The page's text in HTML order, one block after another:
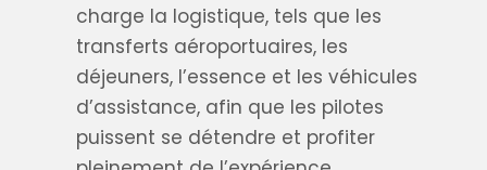
charge la logistique, tels que les
transferts aéroportuaires, les
déjeuners, l’essence et les véhicules
d’assistance, afin que les pilotes
puissent se détendre et profiter